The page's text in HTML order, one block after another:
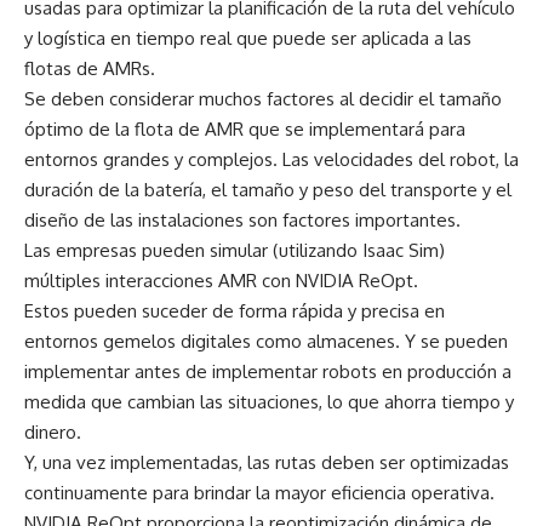
usadas para optimizar la planificación de la ruta del vehículo
y logística en tiempo real que puede ser aplicada a las
flotas de AMRs.
Se deben considerar muchos factores al decidir el tamaño
óptimo de la flota de AMR que se implementará para
entornos grandes y complejos. Las velocidades del robot, la
duración de la batería, el tamaño y peso del transporte y el
diseño de las instalaciones son factores importantes.
Las empresas pueden simular (utilizando Isaac Sim)
múltiples interacciones AMR con NVIDIA ReOpt.
Estos pueden suceder de forma rápida y precisa en
entornos gemelos digitales como almacenes. Y se pueden
implementar antes de implementar robots en producción a
medida que cambian las situaciones, lo que ahorra tiempo y
dinero.
Y, una vez implementadas, las rutas deben ser optimizadas
continuamente para brindar la mayor eficiencia operativa.